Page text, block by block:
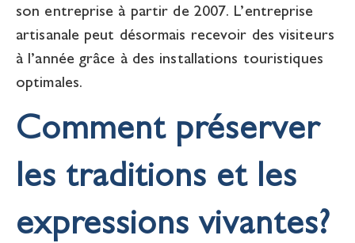
son entreprise à partir de 2007. L’entreprise
artisanale peut désormais recevoir des visiteurs
à l’année grâce à des installations touristiques
optimales.
Comment préserver
les traditions et les
expressions vivantes?